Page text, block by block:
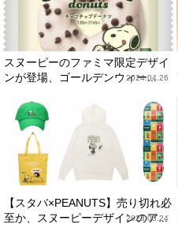
スヌーピーのファミマ限定デザイ
ンが登場、ゴールデンウィー...
2024.04.26
【スタバ×PEANUTS】売り切れ必
至か、スヌーピーデザインのア...
2023.03.24